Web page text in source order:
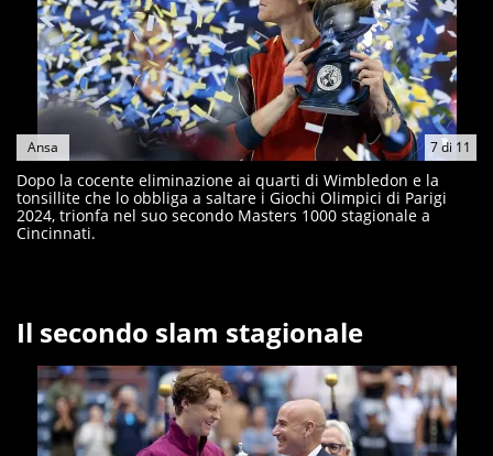
7di 11
Ansa
Dopo la cocente eliminazione ai quarti di Wimbledon e la
tonsillite che lo obbliga a saltare i Giochi Olimpici di Parigi
2024, trionfa nel suo secondo Masters 1000 stagionale a
Cincinnati.
Il secondo slam stagionale